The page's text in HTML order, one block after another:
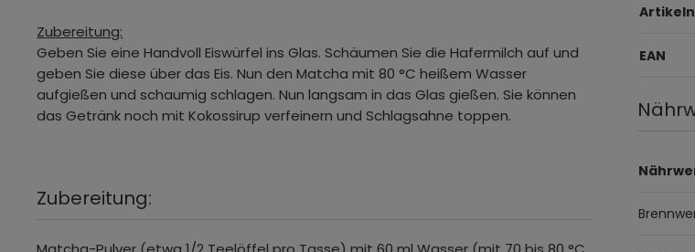
Zubereitung:
Geben Sie eine Handvoll Eiswürfel ins Glas. Schäumen Sie die Hafermilch auf und
geben Sie diese über das Eis. Nun den Matcha mit 80 °C heißem Wasser
aufgießen und schaumig schlagen. Nun langsam in das Glas gießen. Sie können
das Getränk noch mit Kokossirup verfeinern und Schlagsahne toppen.
Zubereitung:
EAN